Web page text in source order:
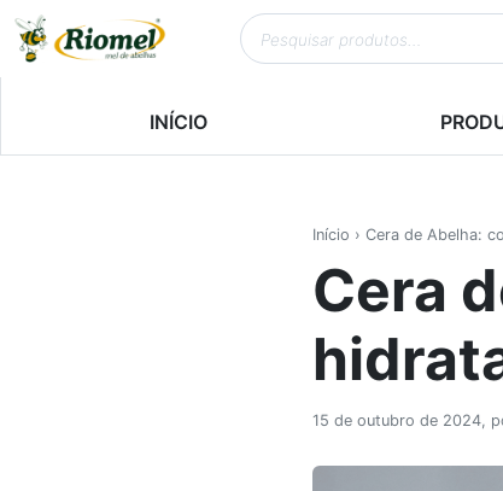
INÍCIO
Início › Cera de Abelha:
Cera
15 de outubro de 2024,